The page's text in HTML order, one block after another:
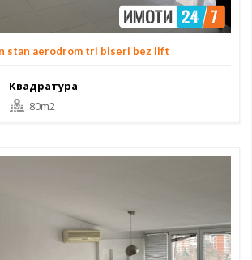
stan aerodrom tri biseri bez lift
Квадратура
80m2